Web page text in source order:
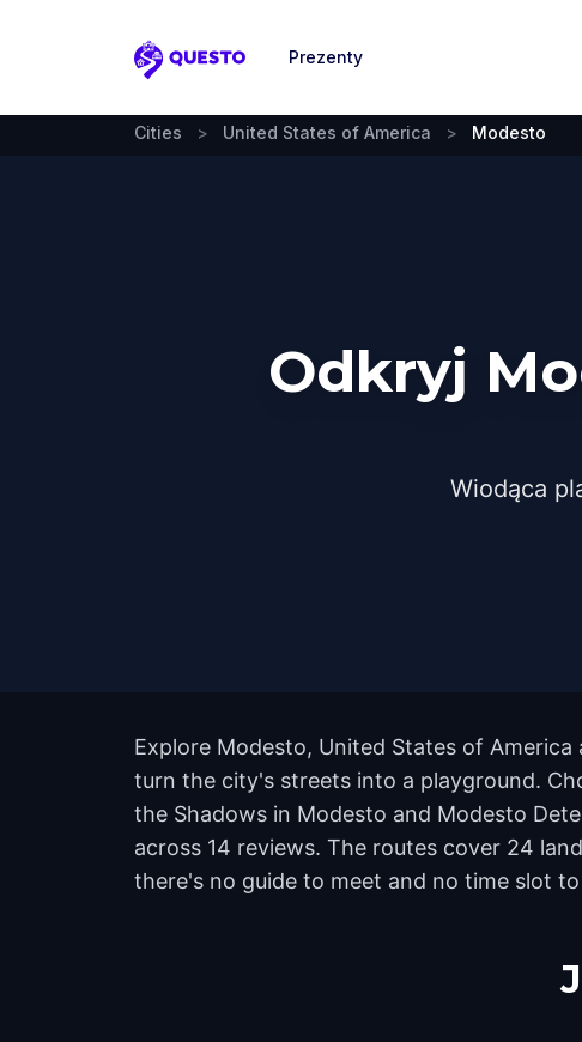
Questo
Prezenty
Cities > United States of America > Modesto
Odkryj
Wiodąca
Explore Modesto, United States of
turn the city's streets into a playground.
the Shadows in Modesto and Modesto
across 14 reviews. The routes cover 24
there's no guide to meet and no time slot